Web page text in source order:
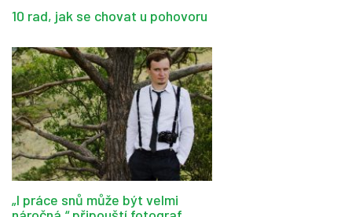
10 rad, jak se chovat u pohovoru
„I práce snů může být velmi